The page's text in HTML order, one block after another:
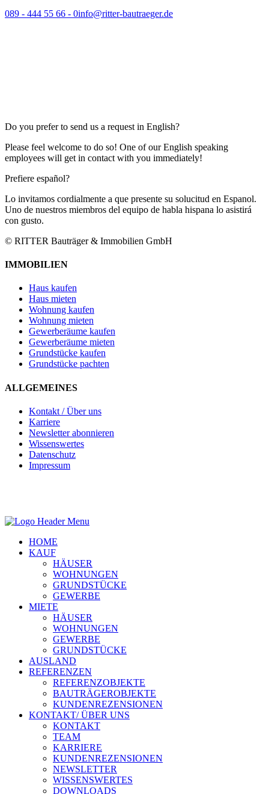
089 - 444 55 66 - 0info@ritter-bautraeger.de
Do you prefer to send us a request in English?
Please feel welcome to do so! One of our English speaking
employees will get in contact with you immediately!
Prefiere español?
Lo invitamos cordialmente a que presente su solucitud en Espanol.
Uno de nuestros miembros del equipo de habla hispana lo asistirá
con gusto.
© RITTER Bauträger & Immobilien GmbH
IMMOBILIEN
Haus kaufen
Haus mieten
Wohnung kaufen
Wohnung mieten
Gewerberäume kaufen
Gewerberäume mieten
Grundstücke kaufen
Grundstücke pachten
ALLGEMEINES
Kontakt / Über uns
Karriere
Newsletter abonnieren
Wissenswertes
Datenschutz
Impressum
HOME
KAUF
HÄUSER
WOHNUNGEN
GRUNDSTÜCKE
GEWERBE
MIETE
HÄUSER
WOHNUNGEN
GEWERBE
GRUNDSTÜCKE
AUSLAND
REFERENZEN
REFERENZOBJEKTE
BAUTRÄGEROBJEKTE
KUNDENREZENSIONEN
KONTAKT/ ÜBER UNS
KONTAKT
TEAM
KARRIERE
KUNDENREZENSIONEN
NEWSLETTER
WISSENSWERTES
DOWNLOADS